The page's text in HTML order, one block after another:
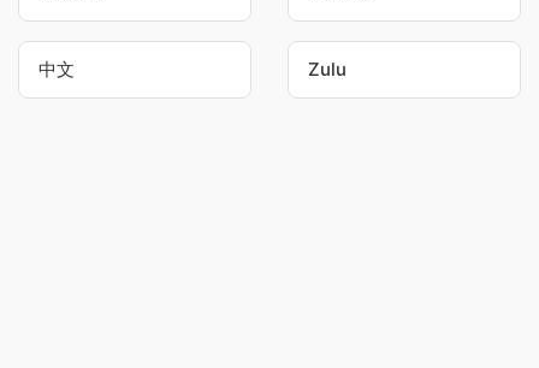
中文 Zulu